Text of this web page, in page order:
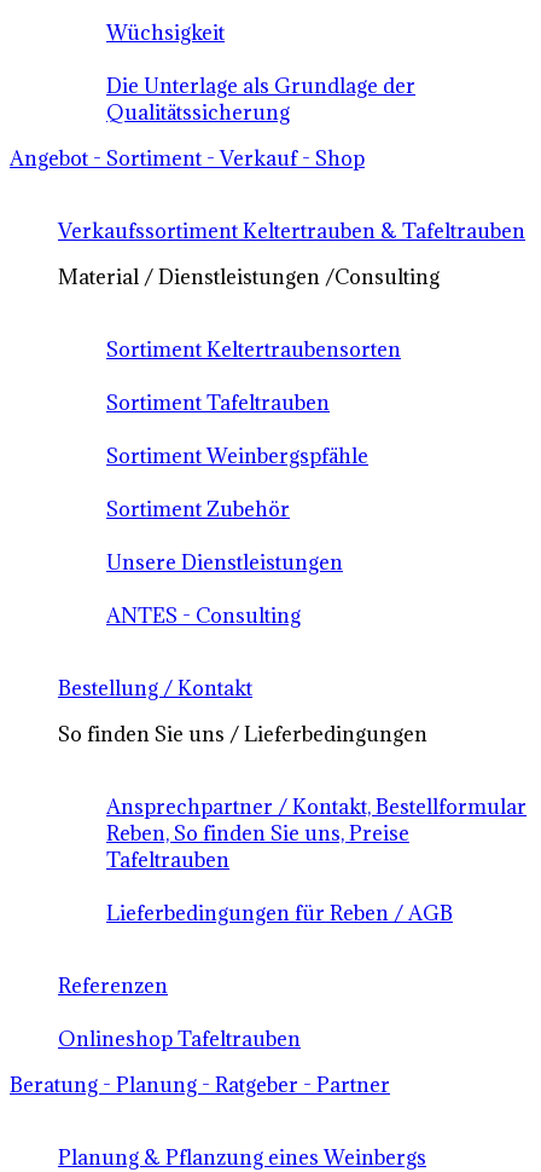
Wüchsigkeit
Die Unterlage als Grundlage der
Qualitätssicherung
Angebot - Sortiment - Verkauf - Shop
Verkaufssortiment Keltertrauben & Tafeltrauben
Material / Dienstleistungen /Consulting
Sortiment Keltertraubensorten
Sortiment Tafeltrauben
Sortiment Weinbergspfähle
Sortiment Zubehör
Unsere Dienstleistungen
ANTES - Consulting
Bestellung / Kontakt
So finden Sie uns / Lieferbedingungen
Ansprechpartner / Kontakt, Bestellformular
Reben, So finden Sie uns, Preise
Tafeltrauben
Lieferbedingungen für Reben / AGB
Referenzen
Onlineshop Tafeltrauben
Beratung - Planung - Ratgeber - Partner
Planung & Pflanzung eines Weinbergs